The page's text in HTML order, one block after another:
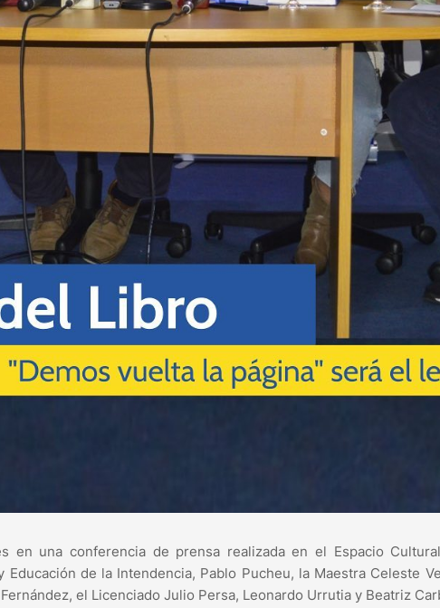
en una conferencia de prensa realizada en el Espacio
de la Intendencia, Pablo Pucheu, la Maestra Celeste
el Licenciado Julio Persa, Leonardo Urrutia y Beatriz